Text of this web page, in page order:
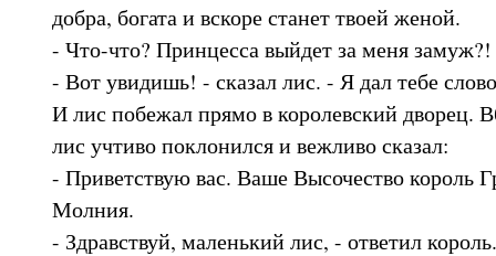
добра, богата и вскоре станет твоей женой.
- Что-что? Принцесса выйдет за меня замуж?!
- Вот увидишь! - сказал лис. - Я дал тебе
И лис побежал прямо в королевский дворец.
лис учтиво поклонился и вежливо сказал:
- Приветствую вас. Ваше Высочество король
Молния.
- Здравствуй, маленький лис, - ответил